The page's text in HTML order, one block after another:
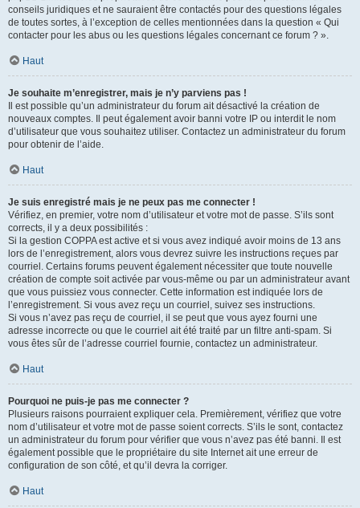
conseils juridiques et ne sauraient être contactés pour des questions légales
de toutes sortes, à l’exception de celles mentionnées dans la question « Qui
contacter pour les abus ou les questions légales concernant ce forum ? ».
Haut
Je souhaite m’enregistrer, mais je n’y parviens pas !
Il est possible qu’un administrateur du forum ait désactivé la création de
nouveaux comptes. Il peut également avoir banni votre IP ou interdit le nom
d’utilisateur que vous souhaitez utiliser. Contactez un administrateur du forum
pour obtenir de l’aide.
Haut
Je suis enregistré mais je ne peux pas me connecter !
Vérifiez, en premier, votre nom d’utilisateur et votre mot de passe. S’ils sont
corrects, il y a deux possibilités :
Si la gestion COPPA est active et si vous avez indiqué avoir moins de 13 ans
lors de l’enregistrement, alors vous devrez suivre les instructions reçues par
courriel. Certains forums peuvent également nécessiter que toute nouvelle
création de compte soit activée par vous-même ou par un administrateur avant
que vous puissiez vous connecter. Cette information est indiquée lors de
l’enregistrement. Si vous avez reçu un courriel, suivez ses instructions.
Si vous n’avez pas reçu de courriel, il se peut que vous ayez fourni une
adresse incorrecte ou que le courriel ait été traité par un filtre anti-spam. Si
vous êtes sûr de l’adresse courriel fournie, contactez un administrateur.
Haut
Pourquoi ne puis-je pas me connecter ?
Plusieurs raisons pourraient expliquer cela. Premièrement, vérifiez que votre
nom d’utilisateur et votre mot de passe soient corrects. S’ils le sont, contactez
un administrateur du forum pour vérifier que vous n’avez pas été banni. Il est
également possible que le propriétaire du site Internet ait une erreur de
configuration de son côté, et qu’il devra la corriger.
Haut